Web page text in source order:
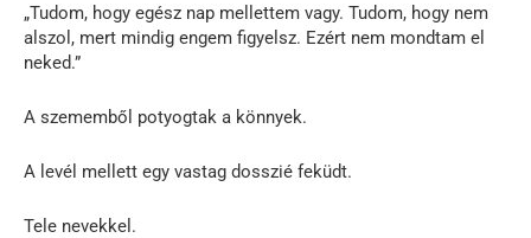
„Tudom, hogy egész nap mellettem vagy. Tudom, hogy nem
alszol, mert mindig engem figyelsz. Ezért nem mondtam el
neked.”
A szememből potyogtak a könnyek.
A levél mellett egy vastag dosszié feküdt.
Tele nevekkel.